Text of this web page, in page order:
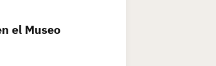
el Museo